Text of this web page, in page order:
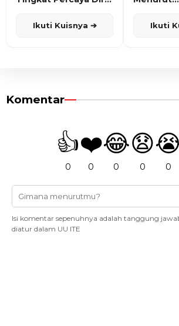
Ikuti Kuisnya ➔ Ikuti
Komentar
👍
0
❤️
0
😂
0
😧
0 0
Isi komentar sepenuhnya adalah tanggung
diatur dalam UU ITE